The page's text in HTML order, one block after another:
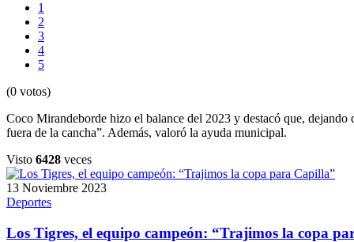
1
2
3
4
5
(0 votos)
Coco Mirandeborde hizo el balance del 2023 y destacó que,
fuera de la cancha”. Además, valoró la ayuda municipal.
Visto 6428 veces
13 Noviembre 2023
Deportes
Los Tigres, el equipo campeón: “Trajimos la copa